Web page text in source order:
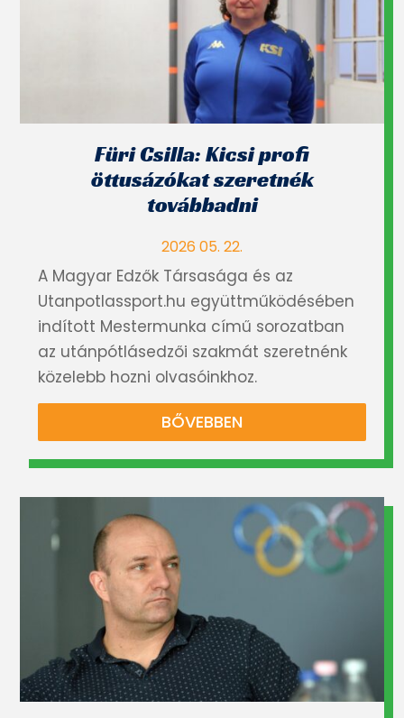
Füri Csilla: Kicsi profi
öttusázókat szeretnék
továbbadni
2026 05. 22.
A Magyar Edzők Társasága és az
Utanpotlassport.hu együttműködésében
indított Mestermunka című sorozatban
az utánpótlásedzői szakmát szeretnénk
közelebb hozni olvasóinkhoz.
BŐVEBBEN